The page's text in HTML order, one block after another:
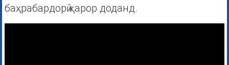
баҳрабардорӣ қарор доданд.